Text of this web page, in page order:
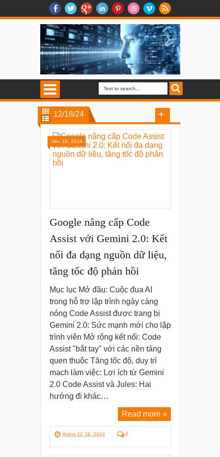
12/18/24
Google nâng cấp Code
Assist với Gemini 2.0: Kết
nối đa dạng nguồn dữ liệu,
tăng tốc độ phản hồi
Mục lục Mở đầu: Cuộc đua AI
trong hỗ trợ lập trình ngày càng
nóng Code Assist được trang bị
Gemini 2.0: Sức mạnh mới cho lập
trình viên Mở rộng kết nối: Code
Assist "bắt tay" với các nền tảng
quen thuộc Tăng tốc độ, duy trì
mạch làm việc: Lợi ích từ Gemini
2.0 Code Assist và Jules: Hai
hướng đi khác…
Read more »
tháng 12 18, 2024 0
Dec 18, 2024